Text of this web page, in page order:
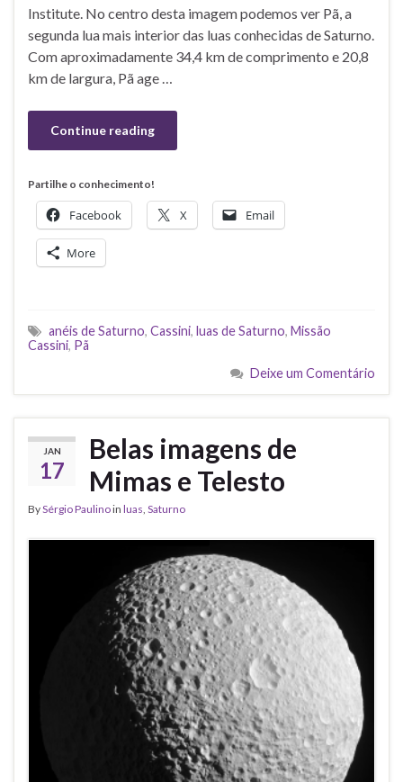
Institute. No centro desta imagem podemos ver Pã, a
segunda lua mais interior das luas conhecidas de Saturno.
Com aproximadamente 34,4 km de comprimento e 20,8
km de largura, Pã age …
Continue reading
Partilhe o conhecimento!
Facebook X Email
More
anéis de Saturno, Cassini, luas de Saturno, Missão
Cassini, Pã
Deixe um Comentário
JAN
17
Belas imagens de
Mimas e Telesto
BySérgio Paulinoin luas, Saturno